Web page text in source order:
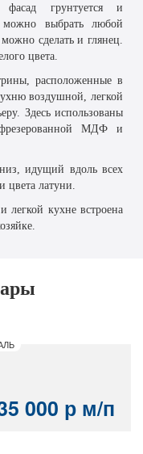
грунтуется и
выбрать любой
сделать и глянец.
цвета.
расположенные в
воздушной, легкой
Здесь использованы
МДФ и
идущий вдоль всех
латуни.
легкой кухне встроена
000 р м/п